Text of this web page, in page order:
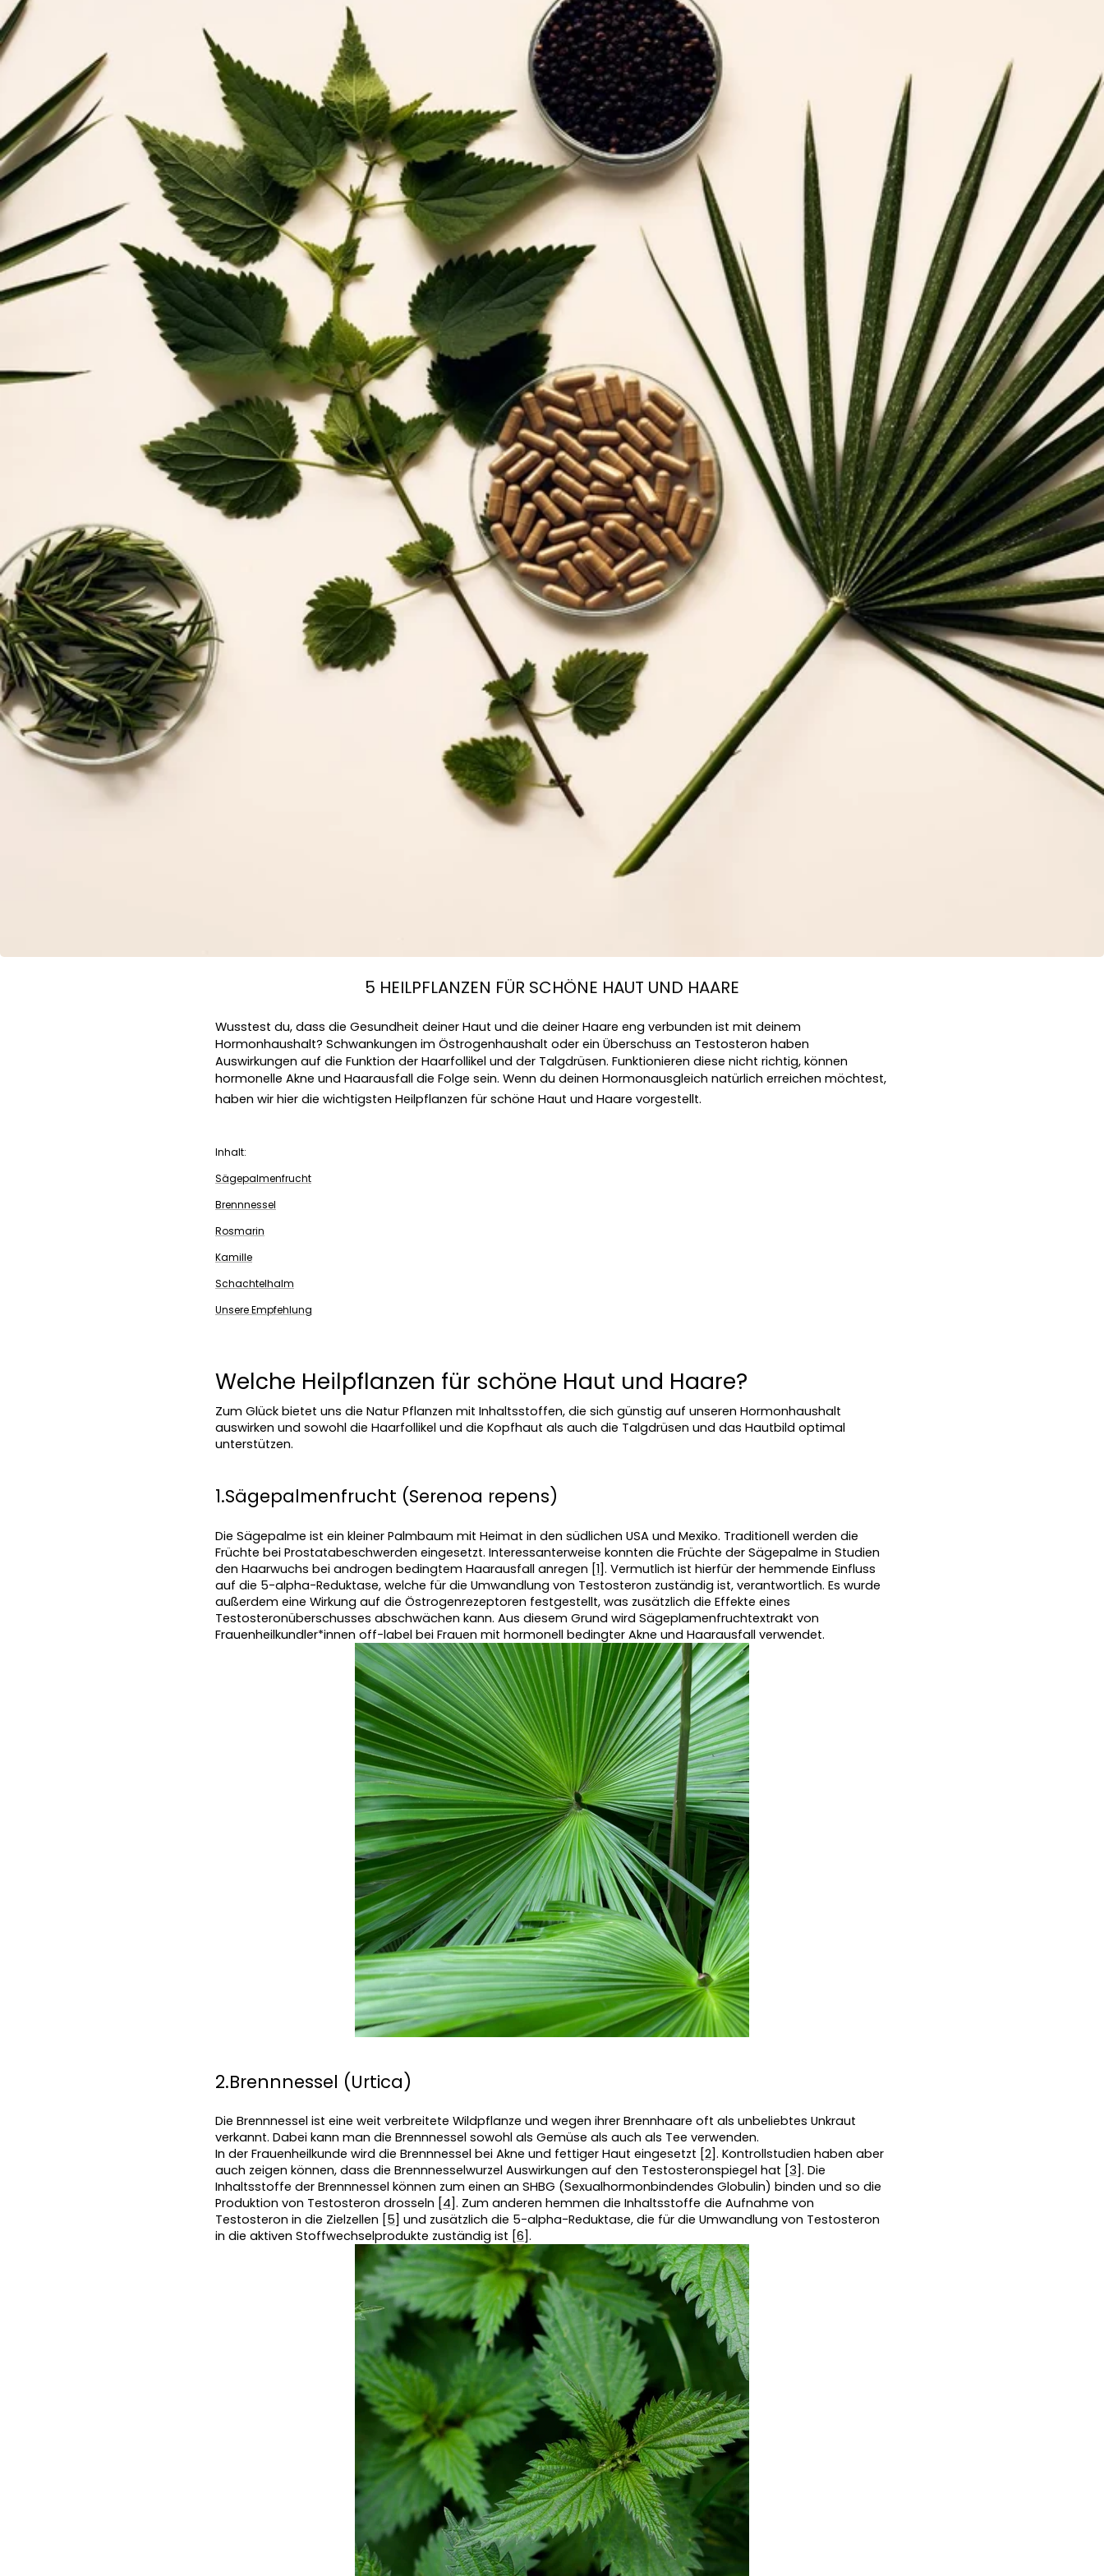
5 HEILPFLANZEN FÜR SCHÖNE HAUT UND HAARE
Wusstest du, dass die Gesundheit deiner Haut und die deiner Haare eng verbunden ist mit deinem
Hormonhaushalt? Schwankungen im Östrogenhaushalt oder ein Überschuss an Testosteron haben
Auswirkungen auf die Funktion der Haarfollikel und der Talgdrüsen. Funktionieren diese nicht richtig, können
hormonelle Akne und Haarausfall die Folge sein. Wenn du deinen Hormonausgleich natürlich erreichen möchtest,
haben wir hier die wichtigsten Heilpflanzen für schöne Haut und Haare vorgestellt.
Inhalt:
Sägepalmenfrucht
Brennnessel
Rosmarin
Kamille
Schachtelhalm
Unsere Empfehlung
Welche Heilpflanzen für schöne Haut und Haare?
Zum Glück bietet uns die Natur Pflanzen mit Inhaltsstoffen, die sich günstig auf unseren Hormonhaushalt
auswirken und sowohl die Haarfollikel und die Kopfhaut als auch die Talgdrüsen und das Hautbild optimal
unterstützen.
1.Sägepalmenfrucht (Serenoa repens)
Die Sägepalme ist ein kleiner Palmbaum mit Heimat in den südlichen USA und Mexiko. Traditionell werden die
Früchte bei Prostatabeschwerden eingesetzt. Interessanterweise konnten die Früchte der Sägepalme in Studien
den Haarwuchs bei androgen bedingtem Haarausfall anregen [1]. Vermutlich ist hierfür der hemmende Einfluss
auf die 5-alpha-Reduktase, welche für die Umwandlung von Testosteron zuständig ist, verantwortlich. Es wurde
außerdem eine Wirkung auf die Östrogenrezeptoren festgestellt, was zusätzlich die Effekte eines
Testosteronüberschusses abschwächen kann. Aus diesem Grund wird Sägeplamenfruchtextrakt von
Frauenheilkundler*innen off-label bei Frauen mit hormonell bedingter Akne und Haarausfall verwendet.
2.Brennnessel (Urtica)
Die Brennnessel ist eine weit verbreitete Wildpflanze und wegen ihrer Brennhaare oft als unbeliebtes Unkraut
verkannt. Dabei kann man die Brennnessel sowohl als Gemüse als auch als Tee verwenden.
In der Frauenheilkunde wird die Brennnessel bei Akne und fettiger Haut eingesetzt [2]. Kontrollstudien haben aber
auch zeigen können, dass die Brennnesselwurzel Auswirkungen auf den Testosteronspiegel hat [3]. Die
Inhaltsstoffe der Brennnessel können zum einen an SHBG (Sexualhormonbindendes Globulin) binden und so die
Produktion von Testosteron drosseln [4]. Zum anderen hemmen die Inhaltsstoffe die Aufnahme von
Testosteron in die Zielzellen [5] und zusätzlich die 5-alpha-Reduktase, die für die Umwandlung von Testosteron
in die aktiven Stoffwechselprodukte zuständig ist [6].